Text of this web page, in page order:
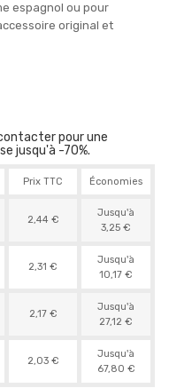
espagnol ou pour
original et
pour une
jusqu'à -70%.
Prix TTC Économies
2,44 €
Jusqu'à
3,25 €
2,31 €
Jusqu'à
10,17 €
2,17 €
Jusqu'à
27,12 €
2,03 €
Jusqu'à
67,80 €